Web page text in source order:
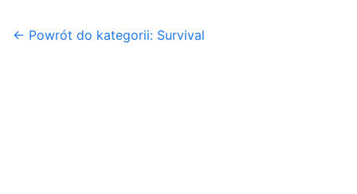
← Powrót do kategorii: Survival